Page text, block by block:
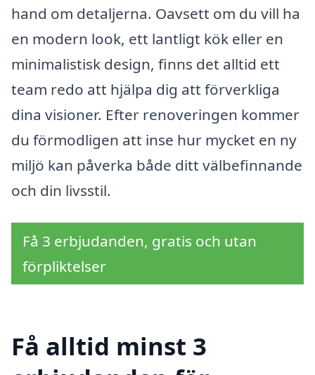
hand om detaljerna. Oavsett om du vill ha
en modern look, ett lantligt kök eller en
minimalistisk design, finns det alltid ett
team redo att hjälpa dig att förverkliga
dina visioner. Efter renoveringen kommer
du förmodligen att inse hur mycket en ny
miljö kan påverka både ditt välbefinnande
och din livsstil.
Få 3 erbjudanden, gratis och utan
förpliktelser
Få alltid minst 3